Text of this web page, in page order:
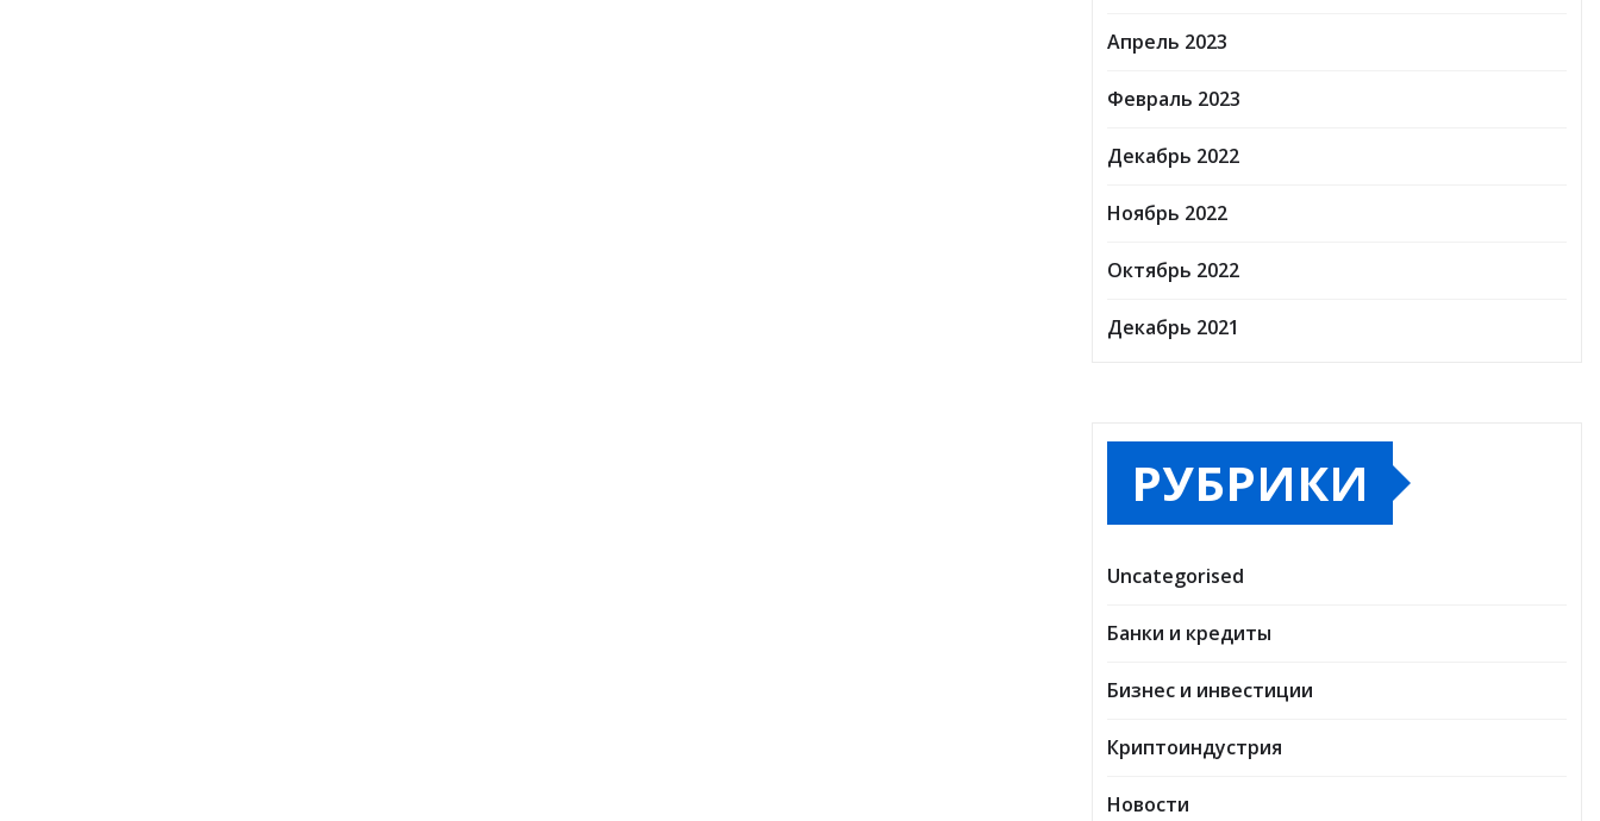
Апрель 2023
Февраль 2023
Декабрь 2022
Ноябрь 2022
Октябрь 2022
Декабрь 2021
РУБРИКИ
Uncategorised
Банки и кредиты
Бизнес и инвестиции
Криптоиндустрия
Новости